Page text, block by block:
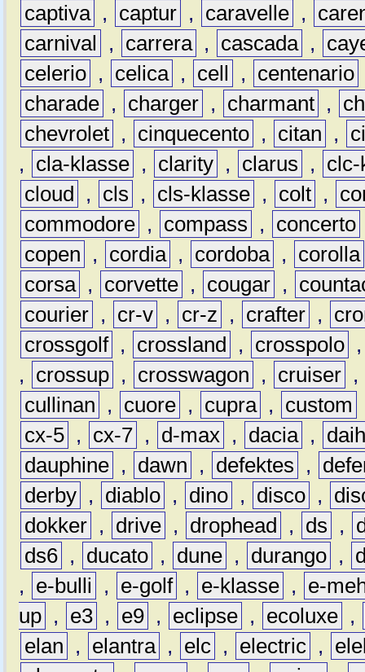
captiva , captur , caravelle ,
carnival
, carrera , cascada ,
celerio , celica , cell , centenario
charade , charger , charmant ,
chevrolet , cinquecento , citan ,
,
cla-klasse , clarity , clarus ,
clc-
cloud
, cls , cls-klasse , colt ,
commodore , compass , concerto
copen
, cordia , cordoba ,
corolla
corsa , corvette , cougar ,
courier , cr-v , cr-z , crafter ,
crossgolf , crossland , crosspolo
,
crossup , crosswagon , cruiser ,
cullinan
, cuore , cupra , custom
cx-5 , cx-7 , d-max , dacia ,
dauphine , dawn , defektes ,
derby , diablo , dino , disco ,
dokker , drive , drophead , ds ,
ds6 , ducato , dune , durango ,
,
e-bulli , e-golf , e-klasse ,
e-
up , e3 , e9 , eclipse , ecoluxe ,
elan
, elantra , elc , electric ,